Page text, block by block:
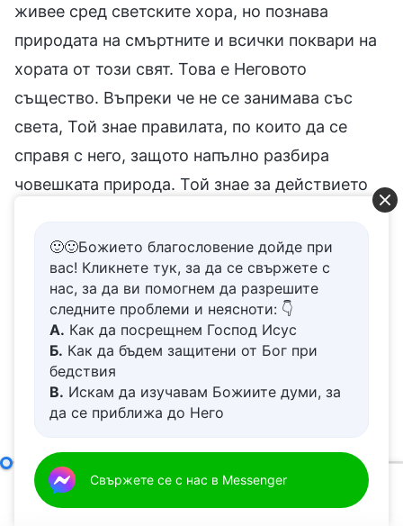
живее сред светските хора, но познава
природата на смъртните и всички поквари на
хората от този свят. Това е Неговото
същество. Въпреки че не се занимава със
света, Той знае правилата, по които да се
справя с него, защото напълно разбира
човешката природа. Той знае за действието
да видят и човешките уши не могат да чуят,
както сега, така и в миналото. Това включва
мъдрост, която не принадлежи към
философията на живота, и чудеса, които са
трудни за разбиране от хората. Това е
Божието същество, разкрито на хората и
същевременно скрито от тях. Това, което Той
необикновена личност, а изначалните
дадености и същество на Духа. Той не пътува
🙂🙂Божието благословение дойде при
вас! Кликнете тук, за да се свържете с
нас, за да ви помогнем да разрешите
следните проблеми и неясноти: 👇
А. Как да посрещнем Господ Исус
Б. Как да бъдем защитени от Бог при
бедствия
В. Искам да изучавам Божиите думи, за
да се приближа до Него
живот
Д.Имам молба за молитва
Свържете се с нас в Messenger
Божието дело и делото на човека(Втора част)